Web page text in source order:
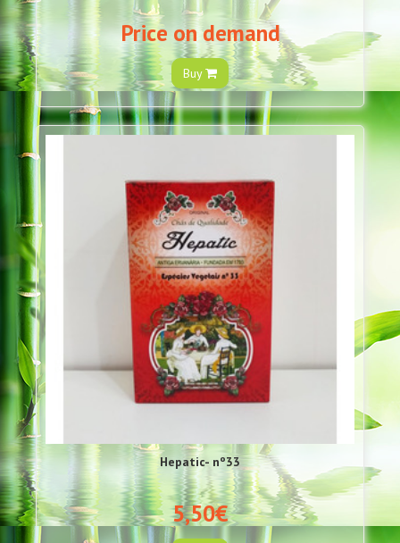
Price on demand
Buy
Hepatic- nº33
5,50€